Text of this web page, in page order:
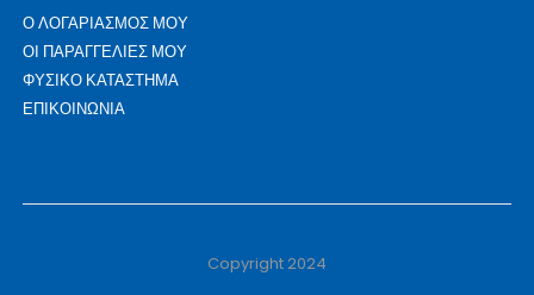
Ο ΛΟΓΑΡΙΑΣΜΟΣ ΜΟΥ
ΟΙ ΠΑΡΑΓΓΕΛΙΕΣ ΜΟΥ
ΦΥΣΙΚΟ ΚΑΤΑΣΤΗΜΑ
ΕΠΙΚΟΙΝΩΝΙΑ
Copyright 2024